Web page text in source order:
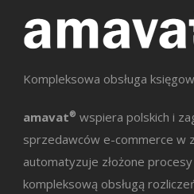
Kompleksowa obsługa
amavat® wspiera polskich i
sprzedawców e-commerce w
automatyzuje złożone
kompleksową obsługą